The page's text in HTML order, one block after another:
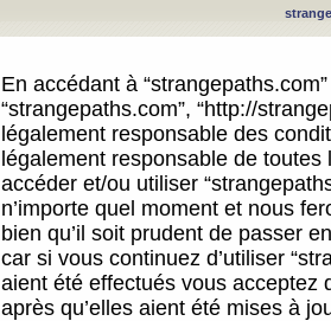
En accédant à
“strangepaths.com”, “http://
légalement responsable des
légalement responsable de
accéder et/ou utiliser
n’importe quel moment et nous
bien qu’il soit prudent de passer
car si vous continuez d’utiliser
aient été effectués vous acceptez
après qu’elles aient été mises à